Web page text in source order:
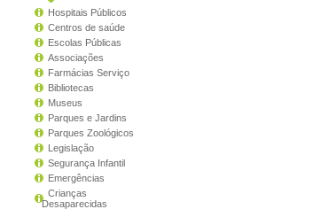
Hospitais Públicos
Centros de saúde
Escolas Públicas
Associações
Farmácias Serviço
Bibliotecas
Museus
Parques e Jardins
Parques Zoológicos
Legislação
Segurança Infantil
Emergências
Crianças
Desaparecidas